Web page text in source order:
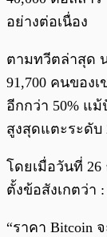
อย่างต่อเนื่อง
ตามทวีตล่าสุด น
91,700 คนของ
อีกกว่า 50% แ
สูงสุดแตะระดับ
โดยเมื่อวันที่ 26
ตั้งข้อสังเกตว่า :
“ราคา Bitcoin